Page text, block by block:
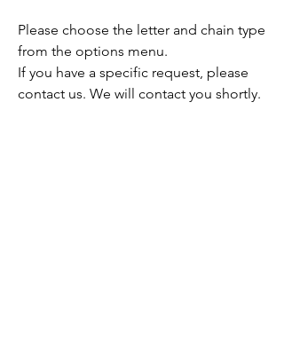
Please choose the letter and chain type
from the options menu.
If you have a specific request, please
contact us. We will contact you shortly.